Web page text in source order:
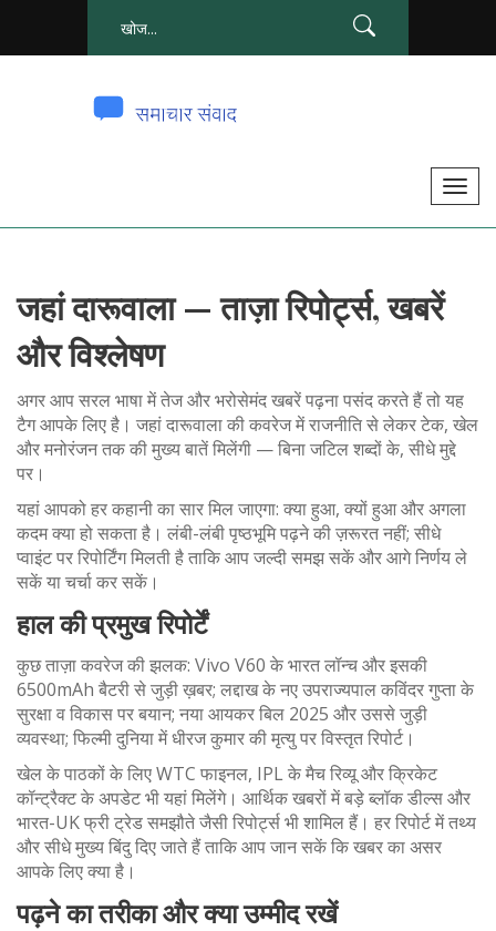
टॉ
त
क
र
जहां दारूवाला — ताज़ा रिपोर्ट्स, खबरें
और विश्लेषण
अगर आप सरल भाषा में तेज और भरोसेमंद खबरें पढ़ना पसंद करते हैं तो यह
टैग आपके लिए है। जहां दारूवाला की कवरेज में राजनीति से लेकर टेक, खेल
और मनोरंजन तक की मुख्य बातें मिलेंगी — बिना जटिल शब्दों के, सीधे मुद्दे
पर।
यहां आपको हर कहानी का सार मिल जाएगा: क्या हुआ, क्यों हुआ और अगला
कदम क्या हो सकता है। लंबी-लंबी पृष्ठभूमि पढ़ने की ज़रूरत नहीं; सीधे
प्वाइंट पर रिपोर्टिंग मिलती है ताकि आप जल्दी समझ सकें और आगे निर्णय ले
सकें या चर्चा कर सकें।
हाल की प्रमुख रिपोर्टें
कुछ ताज़ा कवरेज की झलक: Vivo V60 के भारत लॉन्च और इसकी
6500mAh बैटरी से जुड़ी ख़बर; लद्दाख के नए उपराज्यपाल कविंदर गुप्ता के
सुरक्षा व विकास पर बयान; नया आयकर बिल 2025 और उससे जुड़ी
व्यवस्था; फिल्मी दुनिया में धीरज कुमार की मृत्यु पर विस्तृत रिपोर्ट।
खेल के पाठकों के लिए WTC फाइनल, IPL के मैच रिव्यू और क्रिकेट
कॉन्ट्रैक्ट के अपडेट भी यहां मिलेंगे। आर्थिक खबरों में बड़े ब्लॉक डील्स और
भारत-UK फ्री ट्रेड समझौते जैसी रिपोर्ट्स भी शामिल हैं। हर रिपोर्ट में तथ्य
और सीधे मुख्य बिंदु दिए जाते हैं ताकि आप जान सकें कि खबर का असर
आपके लिए क्या है।
पढ़ने का तरीका और क्या उम्मीद रखें